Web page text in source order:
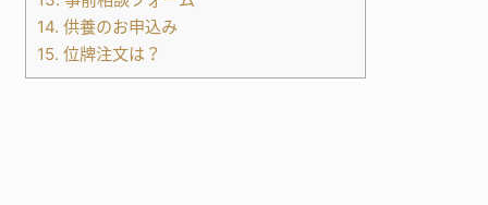
14. 供養のお申込み
15. 位牌注文は？